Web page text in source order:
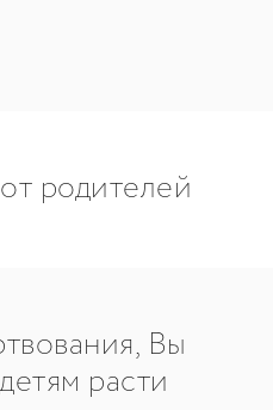
родителей
Вы
расти